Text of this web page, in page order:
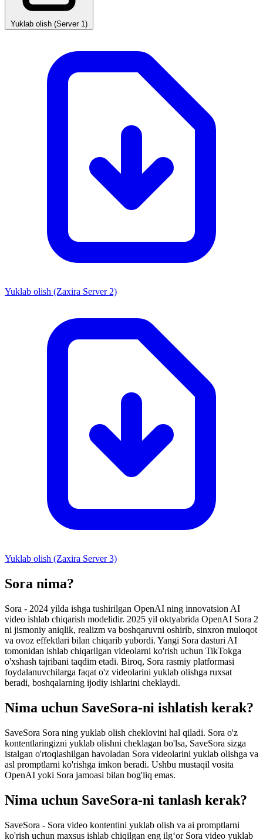
Yuklab olish (Server 1)
Yuklab olish (Zaxira Server 2)
Yuklab olish (Zaxira Server 3)
Sora nima?
Sora - 2024 yilda ishga tushirilgan OpenAI ning innovatsion AI
video ishlab chiqarish modelidir. 2025 yil oktyabrida OpenAI Sora 2
ni jismoniy aniqlik, realizm va boshqaruvni oshirib, sinxron muloqot
va ovoz effektlari bilan chiqarib yubordi. Yangi Sora dasturi AI
tomonidan ishlab chiqarilgan videolarni ko'rish uchun TikTokga
o'xshash tajribani taqdim etadi. Biroq, Sora rasmiy platformasi
foydalanuvchilarga faqat o'z videolarini yuklab olishga ruxsat
beradi, boshqalarning ijodiy ishlarini cheklaydi.
Nima uchun SaveSora-ni ishlatish kerak?
SaveSora Sora ning yuklab olish cheklovini hal qiladi. Sora o'z
kontentlaringizni yuklab olishni cheklagan bo'lsa, SaveSora sizga
istalgan o'rtoqlashilgan havoladan Sora videolarini yuklab olishga va
asl promptlarni ko'rishga imkon beradi. Ushbu mustaqil vosita
OpenAI yoki Sora jamoasi bilan bog'liq emas.
Nima uchun SaveSora-ni tanlash kerak?
SaveSora - Sora video kontentini yuklab olish va ai promptlarni
ko'rish uchun maxsus ishlab chiqilgan eng ilg‘or Sora video yuklab